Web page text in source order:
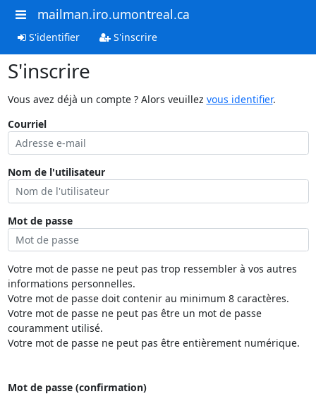
mailman.iro.umontreal.ca
S'identifier S'inscrire
S'inscrire
Vous avez déjà un compte ? Alors veuillez vous identifier.
Courriel
Nom de l'utilisateur
Mot de passe
Votre mot de passe ne peut pas trop ressembler à vos autres
informations personnelles.
Votre mot de passe doit contenir au minimum 8 caractères.
Votre mot de passe ne peut pas être un mot de passe
couramment utilisé.
Votre mot de passe ne peut pas être entièrement numérique.
Mot de passe (confirmation)